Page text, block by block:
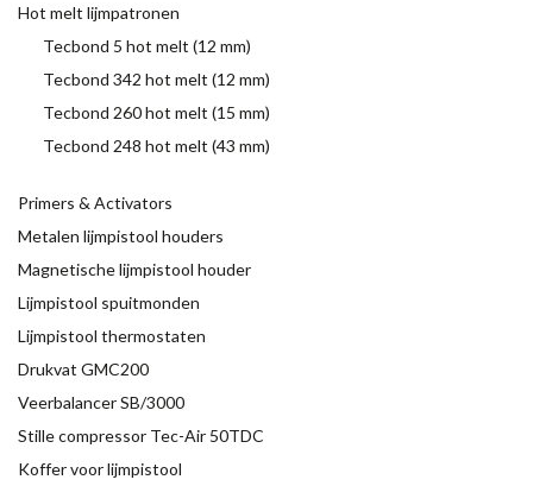
Hot melt lijmpatronen
Tecbond 5 hot melt (12 mm)
Tecbond 342 hot melt (12 mm)
Tecbond 260 hot melt (15 mm)
Tecbond 248 hot melt (43 mm)
Primers & Activators
Metalen lijmpistool houders
Magnetische lijmpistool houder
Lijmpistool spuitmonden
Lijmpistool thermostaten
Drukvat GMC200
Veerbalancer SB/3000
Stille compressor Tec-Air 50TDC
Koffer voor lijmpistool